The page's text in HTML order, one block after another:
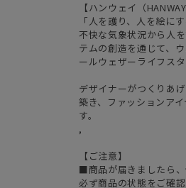
【ハンウェイ（HANWAY
「人を護り、人を絵に
不快な気象状況から人
テムの創造を通じて、
ールウェザーライフス
デザイナーがつくりあ
築き、ファッションア
す。
,
【ご注意】
■商品が届きましたら、
必ず商品の状態をご確認